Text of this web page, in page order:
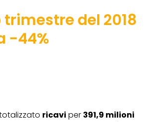
del 2018
-44%
ricavi per 391,9 milioni